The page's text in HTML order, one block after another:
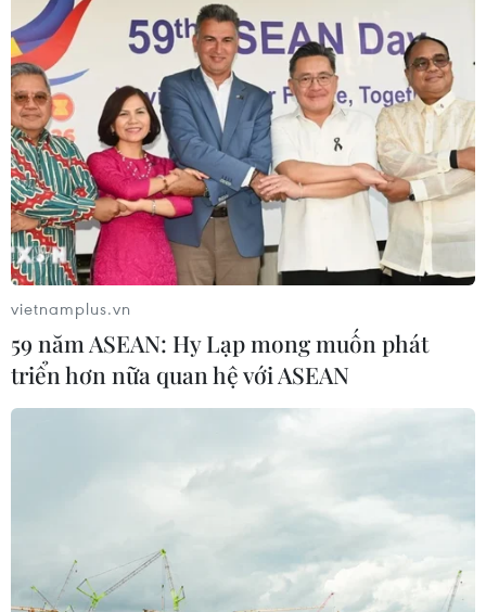
vietnamplus.vn
59 năm ASEAN: Hy Lạp mong muốn phát
triển hơn nữa quan hệ với ASEAN